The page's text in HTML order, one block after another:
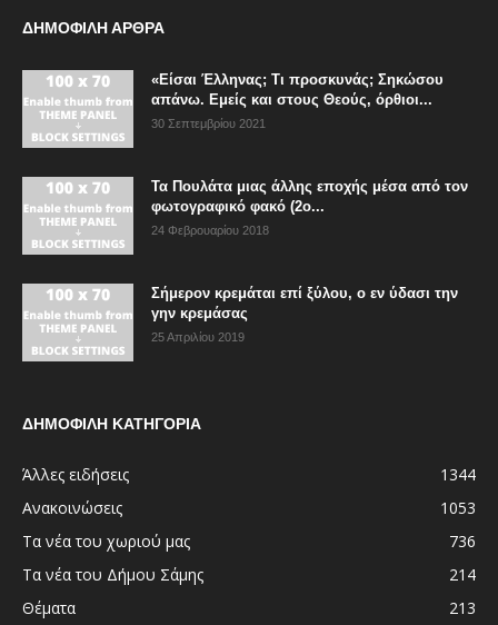
ΔΗΜΟΦΙΛΗ ΑΡΘΡΑ
«Είσαι Έλληνας; Τι προσκυνάς; Σηκώσου
απάνω. Εμείς και στους Θεούς, όρθιοι...
30 Σεπτεμβρίου 2021
Τα Πουλάτα μιας άλλης εποχής μέσα από τον
φωτογραφικό φακό (2ο...
24 Φεβρουαρίου 2018
Σήμερον κρεμάται επί ξύλου, ο εν ύδασι την
γην κρεμάσας
25 Απριλίου 2019
ΔΗΜΟΦΙΛΗ ΚΑΤΗΓΟΡΙΑ
Άλλες ειδήσεις
1344
Ανακοινώσεις
1053
Τα νέα του χωριού μας
736
Τα νέα του Δήμου Σάμης
214
Θέματα
213